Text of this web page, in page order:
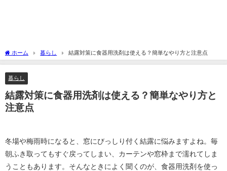
ホーム 暮らし 結露対策に食器用洗剤は使える？簡単なやり方と注意点
暮らし
結露対策に食器用洗剤は使える？簡単なやり方と
注意点
冬場や梅雨時になると、窓にびっしり付く結露に悩みますよね。毎
朝ふき取ってもすぐ戻ってしまい、カーテンや窓枠まで濡れてしま
うこともあります。そんなときによく聞くのが、食器用洗剤を使っ